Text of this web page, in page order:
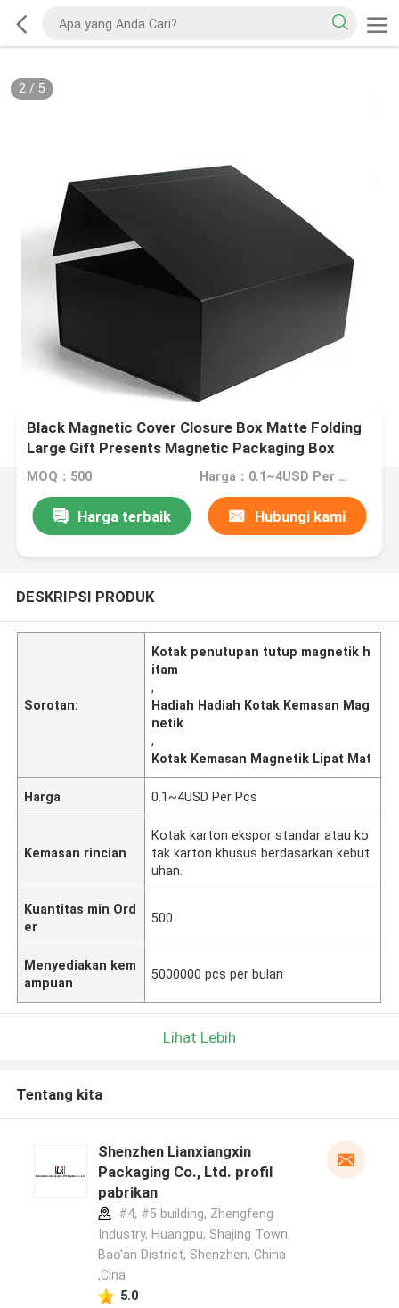
2/ 5
Black Magnetic Cover Closure Box Matte Folding
Large Gift Presents Magnetic Packaging Box
(Kotak Kemasan Magnetik Hitam)
MOQ：500 Harga：0.1~4USD Per Pcs
Harga terbaik Hubungi kami
DESKRIPSI PRODUK
Sorotan:
Kotak penutupan tutup magnetik h
itam
,
Hadiah Hadiah Kotak Kemasan Mag
netik
,
Kotak Kemasan Magnetik Lipat Mat
Harga 0.1~4USD Per Pcs
Kemasan rincian
Kotak karton ekspor standar atau ko
tak karton khusus berdasarkan kebut
uhan.
Kuantitas min Ord
er
500
Menyediakan kem
ampuan
5000000 pcs per bulan
Lihat Lebih
Tentang kita
Shenzhen Lianxiangxin
Packaging Co., Ltd. profil
pabrikan
#4, #5 building, Zhengfeng
Industry, Huangpu, Shajing Town,
Bao'an District, Shenzhen, China
,Cina
5.0